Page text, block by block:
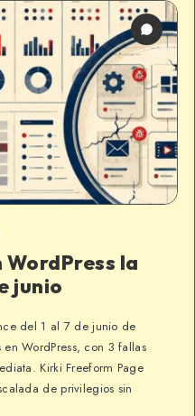
la
junio
del 1 al 7 de junio de
WordPress, con 3 fallas
Kirki Freeform Page
de privilegios sin